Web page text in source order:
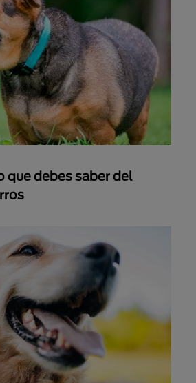
que debes saber del